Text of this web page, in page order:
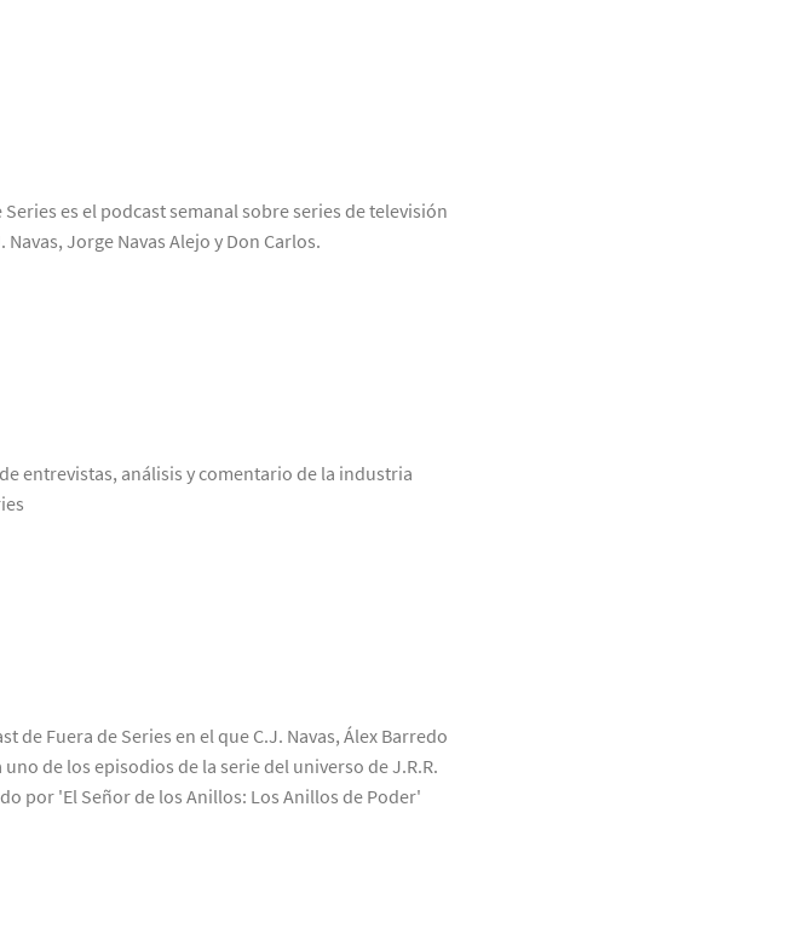
Series es el podcast semanal sobre series de televisión
Navas, Jorge Navas Alejo y Don Carlos.
entrevistas, análisis y comentario de la industria
de Fuera de Series en el que C.J. Navas, Álex Barredo
de los episodios de la serie del universo de J.R.R.
por 'El Señor de los Anillos: Los Anillos de Poder'